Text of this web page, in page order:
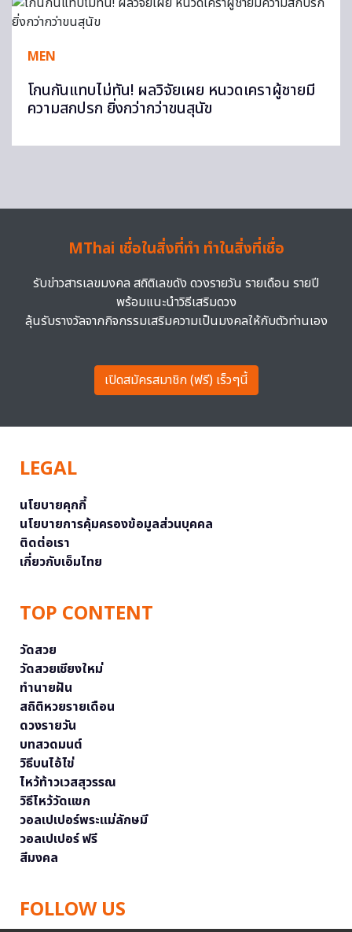
MEN
โกนกันแทบไม่ทัน! ผลวิจัยเผย หนวดเคราผู้ชายมี
ความสกปรก ยิ่งกว่ากว่าขนสุนัข
MThai เชื่อในสิ่งที่ทำ ทำในสิ่งที่เชื่อ
รับข่าวสารเลขมงคล สถิติเลขดัง ดวงรายวัน รายเดือน รายปี
พร้อมแนะนำวิธีเสริมดวง
ลุ้นรับรางวัลจากกิจกรรมเสริมความเป็นมงคลให้กับตัวท่านเอง
เปิดสมัครสมาชิก (ฟรี) เร็วๆนี้
LEGAL
นโยบายคุกกี้
นโยบายการคุ้มครองข้อมูลส่วนบุคคล
ติดต่อเรา
เกี่ยวกับเอ็มไทย
TOP CONTENT
วัดสวย
วัดสวยเชียงใหม่
ทำนายฝัน
สถิติหวยรายเดือน
ดวงรายวัน
บทสวดมนต์
วิธีบนไอ้ไข่
ไหว้ท้าวเวสสุวรรณ
วิธีไหว้วัดแขก
วอลเปเปอร์พระแม่ลักษมี
วอลเปเปอร์ ฟรี
สีมงคล
FOLLOW US